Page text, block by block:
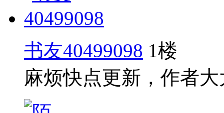
书友40499098 1楼
麻烦快点更新，作者